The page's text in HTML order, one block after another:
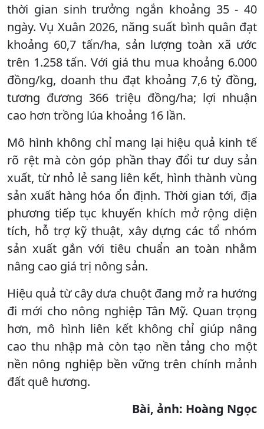
thời gian sinh trưởng ngắn khoảng 35 - 40
ngày. Vụ Xuân 2026, năng suất bình quân đạt
khoảng 60,7 tấn/ha, sản lượng toàn xã ước
trên 1.258 tấn. Với giá thu mua khoảng 6.000
đồng/kg, doanh thu đạt khoảng 7,6 tỷ đồng,
tương đương 366 triệu đồng/ha; lợi nhuận
cao hơn trồng lúa khoảng 16 lần.
Mô hình không chỉ mang lại hiệu quả kinh tế
rõ rệt mà còn góp phần thay đổi tư duy sản
xuất, từ nhỏ lẻ sang liên kết, hình thành vùng
sản xuất hàng hóa ổn định. Thời gian tới, địa
phương tiếp tục khuyến khích mở rộng diện
tích, hỗ trợ kỹ thuật, xây dựng các tổ nhóm
sản xuất gắn với tiêu chuẩn an toàn nhằm
nâng cao giá trị nông sản.
Hiệu quả từ cây dưa chuột đang mở ra hướng
đi mới cho nông nghiệp Tân Mỹ. Quan trọng
hơn, mô hình liên kết không chỉ giúp nâng
cao thu nhập mà còn tạo nền tảng cho một
nền nông nghiệp bền vững trên chính mảnh
đất quê hương.
Bài, ảnh: Hoàng Ngọc